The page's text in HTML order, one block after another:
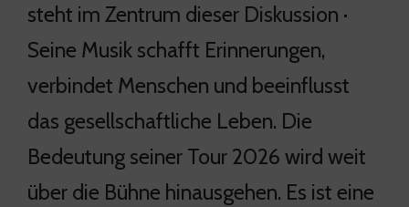
steht im Zentrum dieser Diskussion ·
Seine Musik schafft Erinnerungen,
verbindet Menschen und beeinflusst
das gesellschaftliche Leben. Die
Bedeutung seiner Tour 2026 wird weit
über die Bühne hinausgehen. Es ist eine